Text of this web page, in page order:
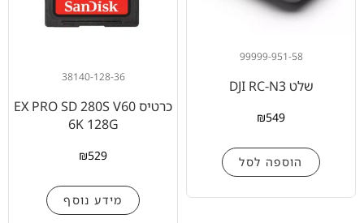
99999-951-58
שלט DJI RC-N3
₪549
הוספה לסל
38140-128-36
כרטיס EX PRO SD 280S V60
6K 128G
₪529
מידע נוסף